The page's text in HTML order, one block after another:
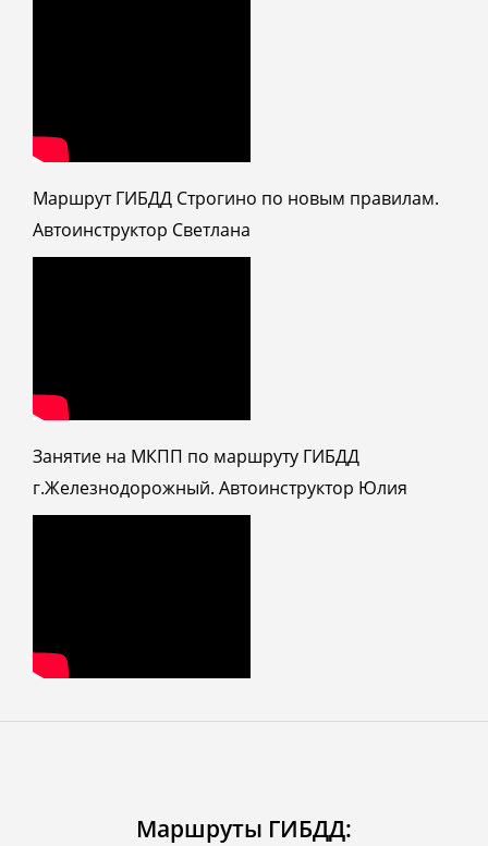
Маршрут ГИБДД Строгино по новым правилам.
Автоинструктор Светлана
Занятие на МКПП по маршруту ГИБДД
г.Железнодорожный. Автоинструктор Юлия
Маршруты ГИБДД: